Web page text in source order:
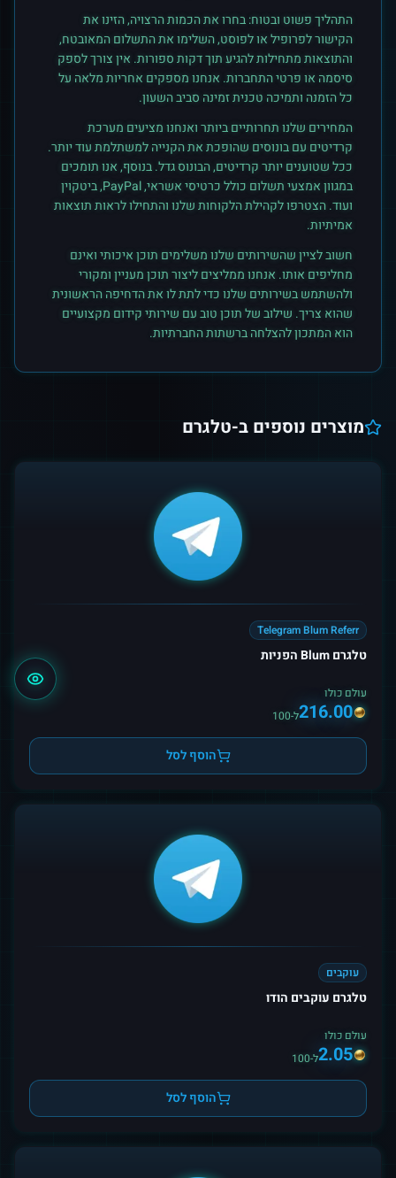
התהליך פשוט ובטוח: בחרו את הכמות הרצויה, הזינו את
הקישור לפרופיל או לפוסט, השלימו את התשלום המאובטח,
והתוצאות מתחילות להגיע תוך דקות ספורות. אין צורך לספק
סיסמה או פרטי התחברות. אנחנו מספקים אחריות מלאה על
כל הזמנה ותמיכה טכנית זמינה סביב השעון.
המחירים שלנו תחרותיים ביותר ואנחנו מציעים מערכת
קרדיטים עם בונוסים שהופכת את הקנייה למשתלמת עוד יותר.
ככל שטוענים יותר קרדיטים, הבונוס גדל. בנוסף, אנו תומכים
במגוון אמצעי תשלום כולל כרטיסי אשראי, PayPal, ביטקוין
ועוד. הצטרפו לקהילת הלקוחות שלנו והתחילו לראות תוצאות
אמיתיות.
חשוב לציין שהשירותים שלנו משלימים תוכן איכותי ואינם
מחליפים אותו. אנחנו ממליצים ליצור תוכן מעניין ומקורי
ולהשתמש בשירותים שלנו כדי לתת לו את הדחיפה הראשונית
שהוא צריך. שילוב של תוכן טוב עם שירותי קידום מקצועיים
הוא המתכון להצלחה ברשתות החברתיות.
מוצרים נוספים ב-טלגרם
Telegram Blum Referr
טלגרם Blum הפניות
עולם כולו
216.00ל-100
הוסף לסל
עוקבים
טלגרם עוקבים הודו
עולם כולו
2.05ל-100
הוסף לסל